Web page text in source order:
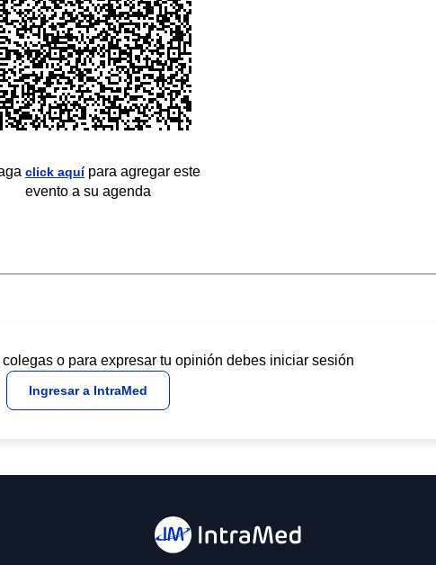
click aquípara agregar este
evento a su agenda
o para expresar tu opinión debes iniciar sesión
Ingresar a IntraMed